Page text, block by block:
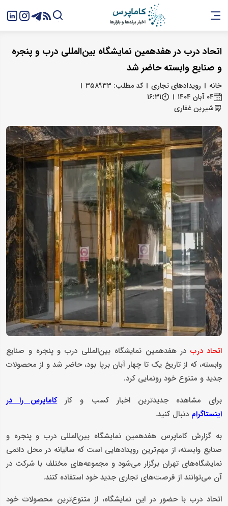
اتحاد درب در هفدهمین نمایشگاه بین‌المللی درب و پنجره
و صنایع وابسته حاضر شد
خانه رویدادهای تجاری
کد مطلب: ۳۵۸۹۳۳
۰۴ آبان ۱۴۰۴
۱۶:۳۱
شیرین غفاری
اتحاد دربدر هفدهمین نمایشگاه بین‌المللی درب و پنجره و صنایع
وابسته، که از تاریخ یک تا چهار آبان برپا بود، حاضر شد و از محصولات
جدید و متنوع خود رونمایی کرد.
برای مشاهده جدیدترین اخبار کسب و کارکاماپرس را در
اینستاگرام دنبال کنید.
به گزارش کاماپرس هفدهمین نمایشگاه بین‌المللی درب و پنجره و
صنایع وابسته، از مهم‌ترین رویدادهایی است که سالیانه در محل دائمی
نمایشگاه‌های تهران برگزار می‌شود و مجموعه‌های مختلف با شرکت در
آن می‌توانند از فرصت‌های تجاری جدید خود استفاده کنند.
اتحاد درب با حضور در این نمایشگاه، از متنوع‌ترین محصولات خود